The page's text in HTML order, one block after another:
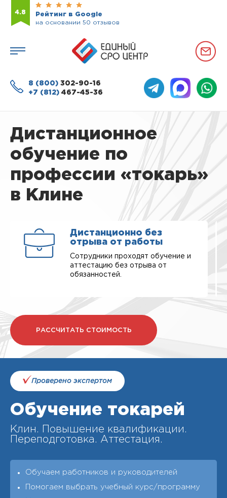
4.8
Рейтинг в Google
на основании 50 отзывов
8 (800) 302-90-16
+7 (812) 467-45-36
Дистанционное
обучение по
профессии «токарь»
в Клине
Дистанционно без
отрыва от работы
Сотрудники проходят обучение и
аттестацию без отрыва от
обязанностей.
РАССЧИТАТЬ СТОИМОСТЬ
Проверено экспертом
Обучение токарей
Клин. Повышение квалификации.
Переподготовка. Аттестация.
Обучаем работников и руководителей
Помогаем выбрать учебный курс/программу